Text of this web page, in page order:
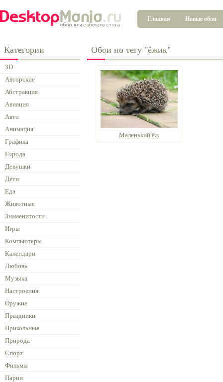
Главная Новые обои
Категории
3D
Авторские
Абстракция
Авиация
Авто
Анимация
Графика
Города
Девушки
Дети
Еда
Животные
Знаменитости
Игры
Компьютеры
Календари
Любовь
Музыка
Настроения
Оружие
Праздники
Прикольные
Природа
Спорт
Фильмы
Парни
Обои по тегу "ёжик"
Маленький ёж